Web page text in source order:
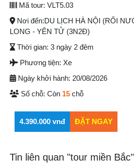
Mã tour: VLT5.03
Nơi đến:DU LỊCH HÀ NỘI (RỐI
LONG - YÊN TỬ (3N2Đ)
Thời gian: 3 ngày 2 đêm
Phương tiện: Xe
Ngày khởi hành: 20/08/2026
Số chỗ: Còn 15 chỗ
Tin liên quan "tour miền Bắc"